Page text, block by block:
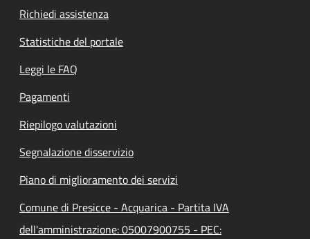
Richiedi assistenza
Statistiche del portale
Leggi le FAQ
Pagamenti
Riepilogo valutazioni
Segnalazione disservizio
Piano di miglioramento dei servizi
Comune di Presicce - Acquarica - Partita IVA
dell'amministrazione: 05007900755 - PEC: